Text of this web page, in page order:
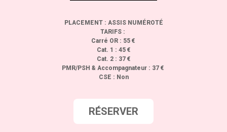
PLACEMENT : ASSIS NUMÉROTÉ
TARIFS :
Carré OR : 55 €
Cat. 1 : 45 €
Cat. 2 : 37 €
PMR/PSH & Accompagnateur : 37 €
CSE : Non
RÉSERVER